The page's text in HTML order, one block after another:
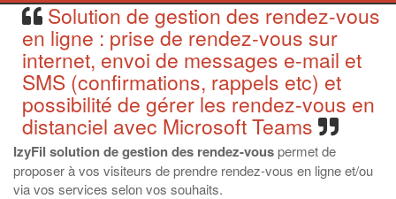
Solution de gestion des rendez-vous
en ligne : prise de rendez-vous sur
internet, envoi de messages e-mail et
SMS (confirmations, rappels etc) et
possibilité de gérer les rendez-vous en
distanciel avec Microsoft Teams
IzyFil solution de gestion des rendez-vouspermet de
proposer à vos visiteurs de prendre rendez-vous en ligne et/ou
via vos services selon vos souhaits.